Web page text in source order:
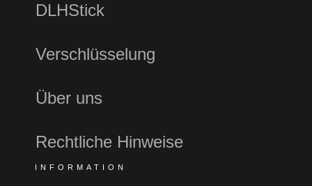
DLHStick
Verschlüsselung
Über uns
Rechtliche Hinweise
INFORMATION